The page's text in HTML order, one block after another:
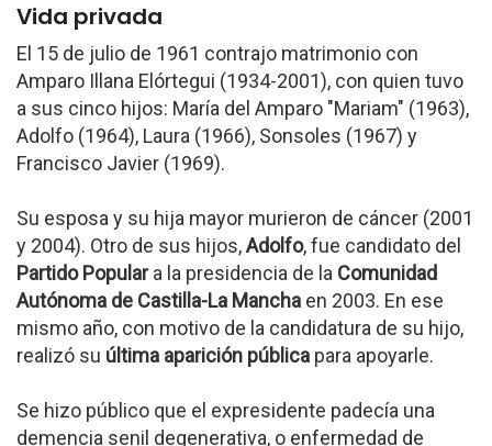
Vida privada
El 15 de julio de 1961 contrajo matrimonio con
Amparo Illana Elórtegui (1934-2001), con quien tuvo
a sus cinco hijos: María del Amparo "Mariam" (1963),
Adolfo (1964), Laura (1966), Sonsoles (1967) y
Francisco Javier (1969).
Su esposa y su hija mayor murieron de cáncer (2001
y 2004). Otro de sus hijos,Adolfo, fue candidato del
Partido Populara la presidencia de la Comunidad
Autónoma de Castilla-La Mancha en 2003. En ese
mismo año, con motivo de la candidatura de su hijo,
realizó su última aparición pública para apoyarle.
Se hizo público que el expresidente padecía una
demencia senil degenerativa, o enfermedad de